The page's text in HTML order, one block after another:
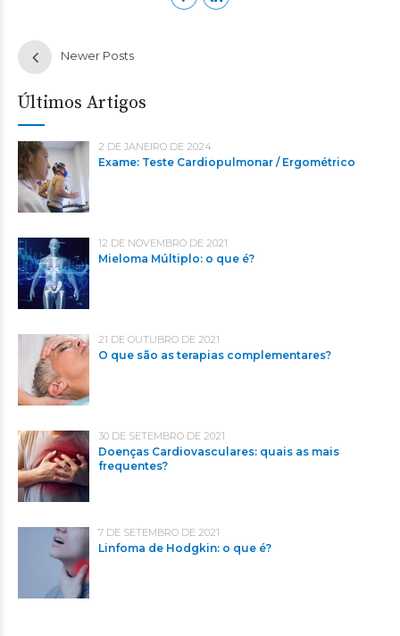
Newer Posts
Últimos Artigos
2 DE JANEIRO DE 2024
Exame: Teste Cardiopulmonar / Ergométrico
12 DE NOVEMBRO DE 2021
Mieloma Múltiplo: o que é?
21 DE OUTUBRO DE 2021
O que são as terapias complementares?
30 DE SETEMBRO DE 2021
Doenças Cardiovasculares: quais as mais
frequentes?
7 DE SETEMBRO DE 2021
Linfoma de Hodgkin: o que é?